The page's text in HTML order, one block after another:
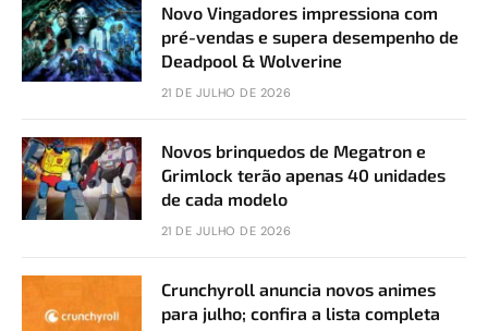
Novo Vingadores impressiona com
pré-vendas e supera desempenho de
Deadpool & Wolverine
21 DE JULHO DE 2026
Novos brinquedos de Megatron e
Grimlock terão apenas 40 unidades
de cada modelo
21 DE JULHO DE 2026
Crunchyroll anuncia novos animes
para julho; confira a lista completa